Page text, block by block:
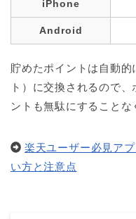
iPhone
Android
貯めたポイントは自動
ト）に交換されるので
ントも無駄にすることな
楽天ユーザー必見ア
い方と注意点